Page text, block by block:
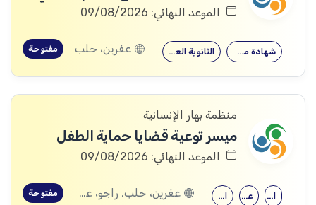
الموعد النهائي: 09/08/2026
الثانوية العامة شهادة معهد عفرين، حلب مفتوحة
منظمة بهار الإنسانية
ميسر توعية قضايا حماية الطفل
الموعد النهائي: 09/08/2026
الثانوية العامة علم النفس الحقوق عفرين، حلب, راجو، عفرين، حلب مفتوحة